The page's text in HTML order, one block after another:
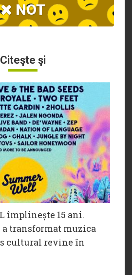
NOT
Citeşte şi
împlinește 15 ani.
transformat muzica
cultural revine în